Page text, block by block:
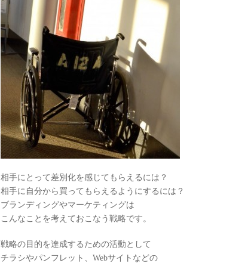
相手にとって差別化を感じてもらえるには？
相手に自分から買ってもらえるようにするには？
ブランディングやマーケティングは
こんなことを考えておこなう戦略です。
戦略の目的を達成するための活動として
チラシやパンフレット、Webサイトなどの